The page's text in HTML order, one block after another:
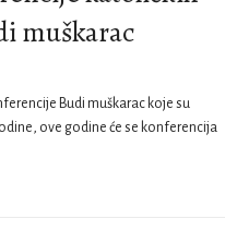
muškarac
Budi muškarac koje su
ove godine će se konferencija